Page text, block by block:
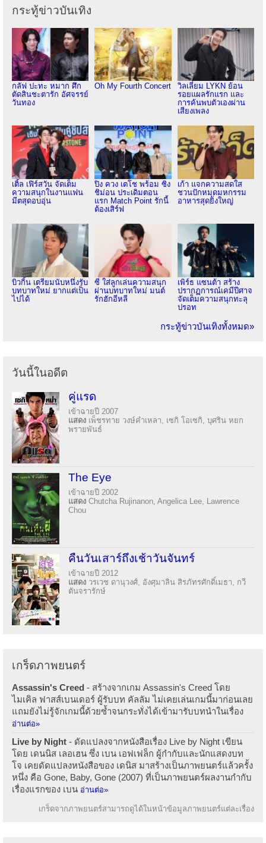
กระทู้ข่าวบันเทิง
กลัฟ ปะทะ หมาก ศึก
ตัดสินชะตารัก อัศจรรย์
วันทอง
Oh My Fourth Concert
วิลเลี่ยม LYKN ย้อน
รอยแผลรักแรก และ
การค้นพบตัวเองผ่าน
เสียงเพลง
เติ้ล เฟิร์สวัน จัดเต็ม
ความสนุกในงานแฟน
มีตสุดอบอุ่น
ปิง ควง เตโช พร้อม ซิง
ชิม่อน ประเดิมตอน
แรก Match Point รักนี้
ต้องเสิร์ฟ
เก้า แจกความสดใส
ชวนปักหมุดมหกรรม
อาหารสุดยิ่งใหญ่
บิวกิ้น เตรียมนับหนึ่งรับ
บทบาทใหม่ ยากแต่เป็น
ไปได้
ซี ใส่ลูกเล่นความสนุก
ผ่านบทบาทใหม่ มนต์
รักฮักอีหลี
เพิร์ธ แซนต้า สร้าง
ปรากฏการณ์เคมีปีศาจ
จัดเต็มความสนุกทะลุ
ปรอท
กระทู้ข่าวบันเทิงทั้งหมด»
วันนี้ในอดีต
คู่แรด
เข้าฉายปี 2007
แสดง เพ็ชรทาย วงษ์คำเหลา, เซกิ โอเซกิ, บุศริน หยก
พรายพันธ์
The Eye
เข้าฉายปี 2002
แสดง Chutcha Rujinanon, Angelica Lee, Lawrence
Chou
คืนวันเสาร์ถึงเช้าวันจันทร์
เข้าฉายปี 2012
แสดง วรเวช ดานุวงศ์, อังศุมาลิน สิรภัทรศักดิ์เมธา, กวี
ตันจรารักษ์
เกร็ดภาพยนตร์
Assassin's Creed - สร้างจากเกม Assassin's Creed โดย
ไมเคิล ฟาสส์เบนเดอร์ ผู้รับบท คัลลัม ไม่เคยเล่นเกมนี้มาก่อนเลย
แถมยังไม่รู้จักเกมนี้ด้วยซ้ำจนกระทั่งได้เข้ามารับบทนำในเรื่อง
อ่านต่อ»
Live by Night - ดัดแปลงจากหนังสือเรื่อง Live by Night เขียน
โดย เดนนิส เลอเฮน ซึ่ง เบน เอฟเฟล็ก ผู้กำกับและนักแสดงบท
โจ เคยดัดแปลงหนังสือของ เดนิส มาสร้างเป็นภาพยนตร์แล้วครั้ง
หนึ่ง คือ Gone, Baby, Gone (2007) ที่เป็นภาพยนตร์ผลงานกำกับ
เรื่องแรกของ เบน อ่านต่อ»
เกร็ดจากภาพยนตร์สามารถดูได้ในหน้าข้อมูลภาพยนตร์แต่ละเรื่อง